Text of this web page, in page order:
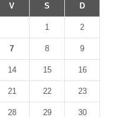
V S D
1 2
7 8 9
14 15 16
21 22 23
28 29 30